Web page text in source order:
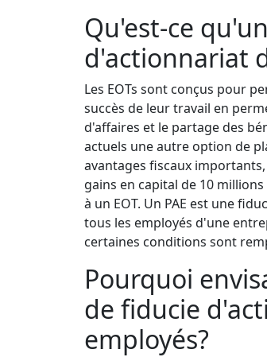
Qu'est-ce
d'actionnariat
Les EOTs sont conçus pour
succès de leur travail en
d'affaires et le partage des
actuels une autre option de
avantages fiscaux
gains en capital de 10
à un EOT. Un PAE est une
tous les employés d'une
certaines conditions sont
Pourquoi
de fiducie
employés?